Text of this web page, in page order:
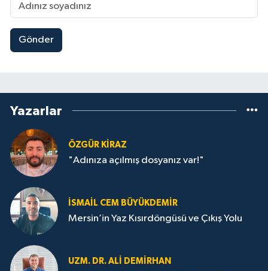
Gönder
Yazarlar
ÖZGÜR KIRAZ
"Adınıza açılmış dosyanız var!"
İSMAIL CEM BÜYÜKDEMIR
Mersin’in Yaz Kısırdöngüsü ve Çıkış Yolu
UZM. DR. ALI DEMİRHAN